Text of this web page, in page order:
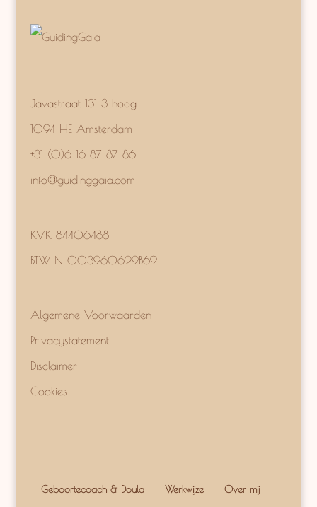
Javastraat 131 3 hoog
1094 HE Amsterdam
+31 (0)6 16 87 87 86
info@guidinggaia.com
KVK 84406488
BTW NL003960629B69
Algemene Voorwaarden
Privacystatement
Disclaimer
Cookies
Geboortecoach & Doula Werkwijze Over mij